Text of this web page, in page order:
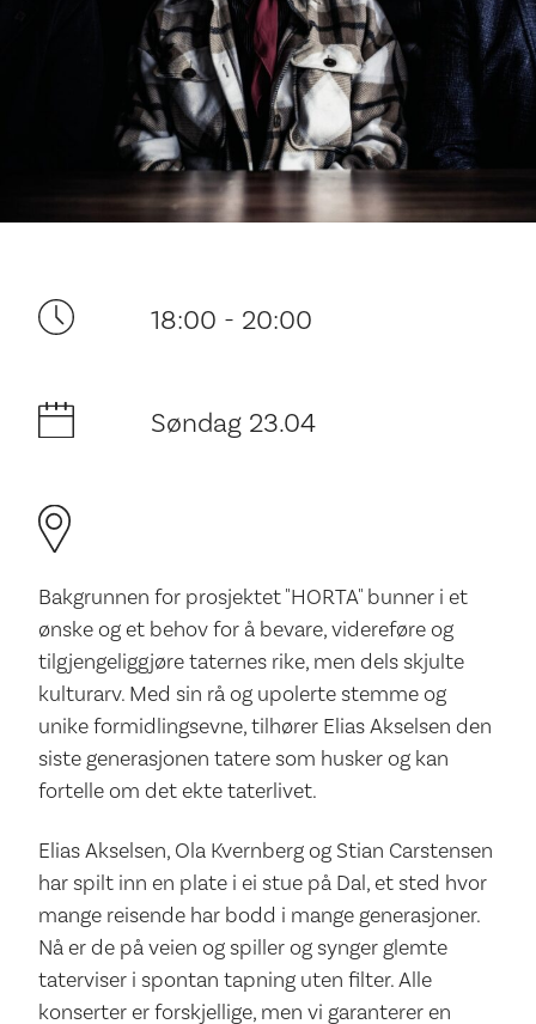
Ditt besøk
18:00 - 20:00
Søndag 23.04
Bakgrunnen for prosjektet "HORTA" bunner i et
ønske og et behov for å bevare, videreføre og
tilgjengeliggjøre taternes rike, men dels skjulte
kulturarv. Med sin rå og upolerte stemme og
unike formidlingsevne, tilhører Elias Akselsen den
siste generasjonen tatere som husker og kan
fortelle om det ekte taterlivet.
Elias Akselsen, Ola Kvernberg og Stian Carstensen
har spilt inn en plate i ei stue på Dal, et sted hvor
mange reisende har bodd i mange generasjoner.
Nå er de på veien og spiller og synger glemte
taterviser i spontan tapning uten filter. Alle
konserter er forskjellige, men vi garanterer en